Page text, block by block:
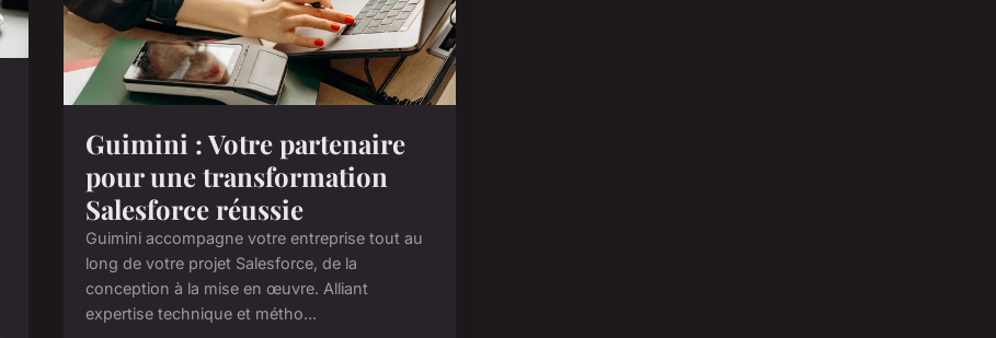
Guimini : Votre partenaire
pour une transformation
Salesforce réussie
Guimini accompagne votre entreprise tout au
long de votre projet Salesforce, de la
conception à la mise en œuvre. Alliant
expertise technique et métho...